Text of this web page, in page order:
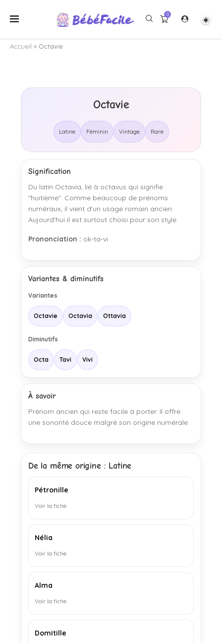
0
Accueil » Octavie
Octavie
Latine Féminin Vintage Rare
Signification
Du latin Octavia, lié à octavus qui signifie :
"huitième". Comme beaucoup de prénoms
numéraux, il vient d'un usage romain ancien.
Aujourd'hui il est surtout choisi pour son style.
Prononciation : ok-ta-vi
Variantes & diminutifs
Variantes
Octavie Octavia Ottavia
Diminutifs
Octa Tavi Vivi
À savoir
Prénom ancien qui reste facile à porter. Il offre
une sonorité douce malgré son origine numérale.
De la même origine : Latine
Pétronille
Voir la fiche
Nélia
Voir la fiche
Alma
Voir la fiche
Domitille